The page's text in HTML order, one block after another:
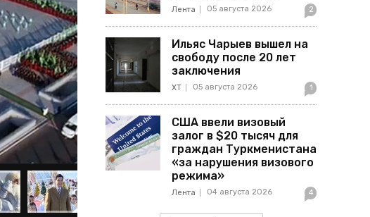
Лента 05 августа 2026 2
Ильяс Чарыев вышел на
свободу после 20 лет
заключения
ХТ 05 августа 2026 1
США ввели визовый
залог в $20 тысяч для
граждан Туркменистана
«за нарушения визового
режима»
Лента 04 августа 2026 4